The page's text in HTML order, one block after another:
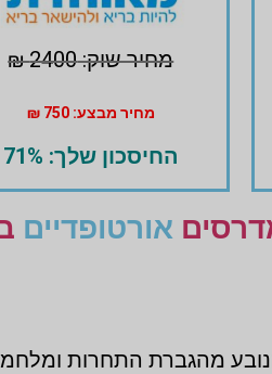
מחיר שוק: 2400 ₪
מחיר מבצע: 750 ₪
החיסכון שלך: 71%
אורטופדיים
מהגברת התחרות